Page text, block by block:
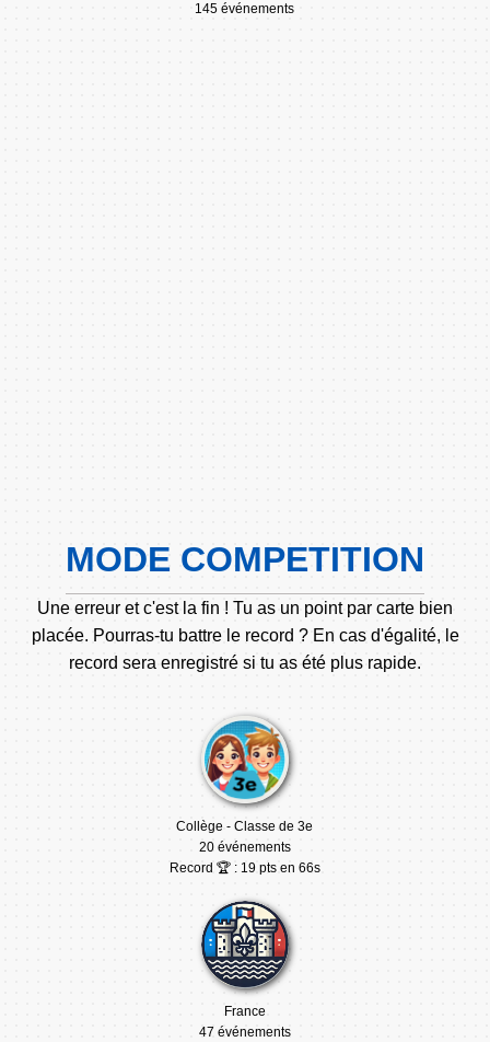
145 événements
MODE COMPETITION
Une erreur et c'est la fin ! Tu as un point par carte bien
placée. Pourras-tu battre le record ? En cas d'égalité, le
record sera enregistré si tu as été plus rapide.
Collège - Classe de 3e
20 événements
Record 🏆 : 19 pts en 66s
France
47 événements